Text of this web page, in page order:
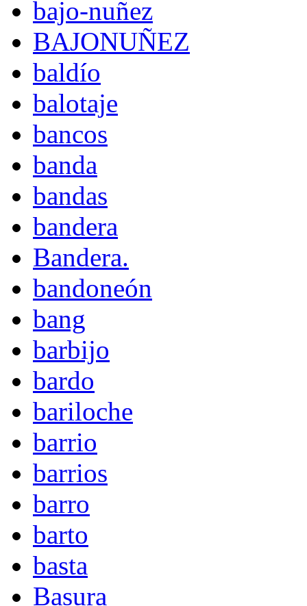
bajo-nuñez
BAJONUÑEZ
baldío
balotaje
bancos
banda
bandas
bandera
Bandera.
bandoneón
bang
barbijo
bardo
bariloche
barrio
barrios
barro
barto
basta
Basura